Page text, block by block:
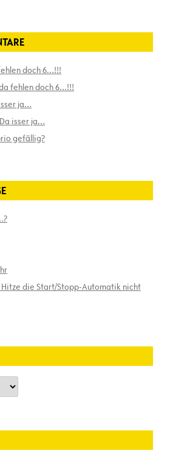
doch 6…!!!
fehlen doch 6…!!!
ja…
Da isser ja…
gefällig?
die Start/Stopp-Automatik nicht